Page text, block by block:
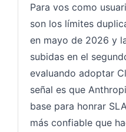
Para vos como
son los límites
en mayo de 2026 y
subidas en el
evaluando adoptar
señal es que
base para honrar
más confiable que